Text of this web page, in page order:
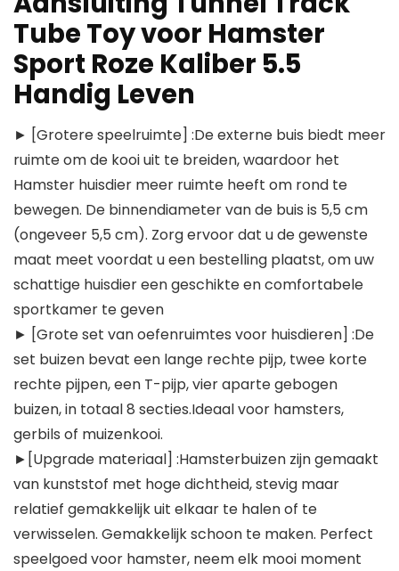
Tube Toy voor Hamster
Sport Roze Kaliber 5.5
Handig Leven
► [Grotere speelruimte] :De externe buis biedt meer
ruimte om de kooi uit te breiden, waardoor het
Hamster huisdier meer ruimte heeft om rond te
bewegen. De binnendiameter van de buis is 5,5 cm
(ongeveer 5,5 cm). Zorg ervoor dat u de gewenste
maat meet voordat u een bestelling plaatst, om uw
schattige huisdier een geschikte en comfortabele
sportkamer te geven
► [Grote set van oefenruimtes voor huisdieren] :De
set buizen bevat een lange rechte pijp, twee korte
rechte pijpen, een T-pijp, vier aparte gebogen
buizen, in totaal 8 secties.Ideaal voor hamsters,
gerbils of muizenkooi.
►[Upgrade materiaal] :Hamsterbuizen zijn gemaakt
van kunststof met hoge dichtheid, stevig maar
relatief gemakkelijk uit elkaar te halen of te
verwisselen. Gemakkelijk schoon te maken. Perfect
speelgoed voor hamster, neem elk mooi moment